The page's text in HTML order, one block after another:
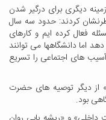
دیگری برای درگیر شدن
کردند: حدود سه سال
فعال کرده ایم و کارهای
اما دانشگاهها می توانند
های اجتماعی را تسریع
از دیگر توصیه های حضرت
بود.